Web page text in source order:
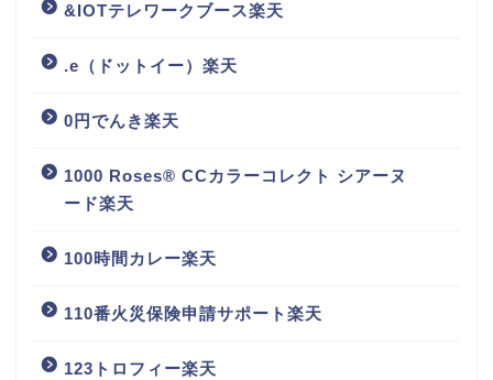
&IOTテレワークブース楽天
.e（ドットイー）楽天
0円でんき楽天
1000 Roses® CCカラーコレクト シアーヌ
ード楽天
100時間カレー楽天
110番火災保険申請サポート楽天
123トロフィー楽天